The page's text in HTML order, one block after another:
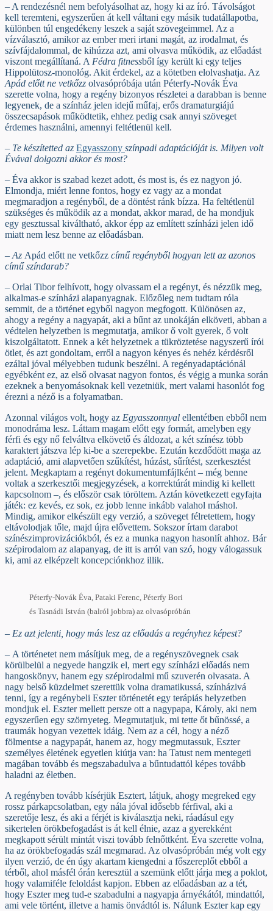
– A rendezésnél nem befolyásolhat az, hogy ki az író. Távolságot
kell teremteni, egyszerűen át kell váltani egy másik tudatállapotba,
különben túl engedékeny leszek a saját szövegeimmel. Az a
vízválasztó, amikor az ember meri irtani magát, az irodalmat, és
szívfájdalommal, de kihúzza azt, ami olvasva működik, az előadást
viszont megállítaná. A Fédra fitnessből így került ki egy teljes
Hippolütosz-monológ. Akit érdekel, az a kötetben elolvashatja. Az
Apád előtt ne vetkőzz olvasópróbája után Péterfy-Novák Éva
szerette volna, hogy a regény bizonyos részletei a darabban is benne
legyenek, de a színház jelen idejű műfaj, erős dramaturgiájú
összecsapások működtetik, ehhez pedig csak annyi szöveget
érdemes használni, amennyi feltétlenül kell.
– Te készítetted az Egyasszony színpadi adaptációját is. Milyen volt
Évával dolgozni akkor és most?
– Éva akkor is szabad kezet adott, és most is, és ez nagyon jó.
Elmondja, miért lenne fontos, hogy ez vagy az a mondat
megmaradjon a regényből, de a döntést ránk bízza. Ha feltétlenül
szükséges és működik az a mondat, akkor marad, de ha mondjuk
egy gesztussal kiváltható, akkor épp az említett színházi jelen idő
miatt nem lesz benne az előadásban.
– Az Apád előtt ne vetkőzz című regényből hogyan lett az azonos
című színdarab?
– Orlai Tibor felhívott, hogy olvassam el a regényt, és nézzük meg,
alkalmas-e színházi alapanyagnak. Előzőleg nem tudtam róla
semmit, de a történet egyből nagyon megfogott. Különösen az,
ahogy a regény a nagyapát, aki a bűnt az unokáján elköveti, abban a
védtelen helyzetben is megmutatja, amikor ő volt gyerek, ő volt
kiszolgáltatott. Ennek a két helyzetnek a tükröztetése nagyszerű írói
ötlet, és azt gondoltam, erről a nagyon kényes és nehéz kérdésről
ezáltal jóval mélyebben tudunk beszélni. A regényadaptációnál
egyébként ez, az első olvasat nagyon fontos, és végig a munka során
ezeknek a benyomásoknak kell vezetniük, mert valami hasonlót fog
érezni a néző is a folyamatban.
Azonnal világos volt, hogy az Egyasszonnyal ellentétben ebből nem
monodráma lesz. Láttam magam előtt egy formát, amelyben egy
férfi és egy nő felváltva elkövető és áldozat, a két színész több
karaktert játszva lép ki-be a szerepekbe. Ezután kezdődött maga az
adaptáció, ami alapvetően szűkítést, húzást, sűrítést, szerkesztést
jelent. Megkaptam a regényt dokumentumfájlként – még benne
voltak a szerkesztői megjegyzések, a korrektúrát mindig ki kellett
kapcsolnom –, és először csak töröltem. Aztán következett egyfajta
játék: ez kevés, ez sok, ez jobb lenne inkább valahol máshol.
Mindig, amikor elkészült egy verzió, a szöveget félretettem, hogy
eltávolodjak tőle, majd újra elővettem. Sokszor írtam darabot
színészimprovizációkból, és ez a munka nagyon hasonlít ahhoz. Bár
szépirodalom az alapanyag, de itt is arról van szó, hogy válogassuk
ki, ami az elképzelt koncepciónkhoz illik.
Péterfy-Novák Éva, Pataki Ferenc, Péterfy Bori
és Tasnádi István (balról jobbra) az olvasópróbán
– Ez azt jelenti, hogy más lesz az előadás a regényhez képest?
– A történetet nem másítjuk meg, de a regényszövegnek csak
körülbelül a negyede hangzik el, mert egy színházi előadás nem
hangoskönyv, hanem egy szépirodalmi mű szuverén olvasata. A
nagy belső küzdelmet szerettük volna dramatikussá, színházivá
tenni, így a regénybeli Eszter történetét egy terápiás helyzetben
mondjuk el. Eszter mellett persze ott a nagypapa, Károly, aki nem
egyszerűen egy szörnyeteg. Megmutatjuk, mi tette őt bűnössé, a
traumák hogyan vezettek idáig. Nem az a cél, hogy a néző
fölmentse a nagypapát, hanem az, hogy megmutassuk, Eszter
személyes életének egyetlen kiútja van: ha Tatust nem mentegeti
magában tovább és megszabadulva a bűntudattól képes tovább
haladni az életben.
A regényben tovább kísérjük Esztert, látjuk, ahogy megreked egy
rossz párkapcsolatban, egy nála jóval idősebb férfival, aki a
szeretője lesz, és aki a férjét is kiválasztja neki, ráadásul egy
sikertelen örökbefogadást is át kell élnie, azaz a gyerekként
megkapott sérült mintát viszi tovább felnőttként. Éva szerette volna,
ha az örökbefogadás szál megmarad. Az olvasópróbán még volt egy
ilyen verzió, de én úgy akartam kiengedni a főszereplőt ebből a
térből, ahol másfél órán keresztül a szemünk előtt járja meg a poklot,
hogy valamiféle feloldást kapjon. Ebben az előadásban az a tét,
hogy Eszter meg tud-e szabadulni a nagyapja árnyékától, mindattól,
ami vele történt, illetve a hamis önvádtól is. Nálunk Eszter kap egy